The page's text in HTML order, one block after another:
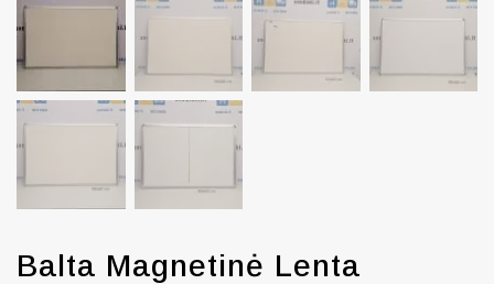
Balta Magnetinė Lenta